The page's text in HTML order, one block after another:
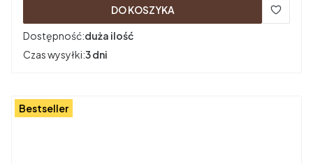
DO KOSZYKA
Dostępność:duża ilość
Czas wysyłki:3 dni
Bestseller